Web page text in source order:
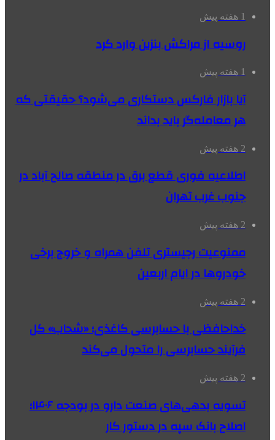
1 هفته پیش
روسیه از مراکش بنزین وارد کرد
1 هفته پیش
آیا بازار فارکس دستکاری می‌شود؟ حقیقتی که
هر معامله‌گر باید بداند
2 هفته پیش
اطلاعیه فوری قطع برق در منطقه صالح آباد در
جنوب غرب تهران
2 هفته پیش
ممنوعیت رجیستری تلفن همراه و خروج برخی
خودروها در ایام اربعین
2 هفته پیش
خداحافظی با حسابرسی کاغذی؛ «شحاب» کل
فرآیند حسابرسی را متحول می‌کند
2 هفته پیش
تسویه بدهی‌های صنعت دارو در بودجه ۱۴۰۶؛
اصلاح بانک سپه در دستور کار